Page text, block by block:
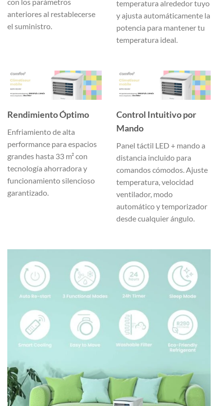
con los parámetros
anteriores al restablecerse
el suministro.
temperatura alrededor tuyo
y ajusta automáticamente la
potencia para mantener tu
temperatura ideal.
Rendimiento Óptimo
Enfriamiento de alta
performance para espacios
grandes hasta 33 m² con
tecnología ahorradora y
funcionamiento silencioso
garantizado.
Control Intuitivo por
Mando
Panel táctil LED + mando a
distancia incluido para
comandos cómodos. Ajuste
temperatura, velocidad
ventilador, modo
automático y temporizador
desde cualquier ángulo.